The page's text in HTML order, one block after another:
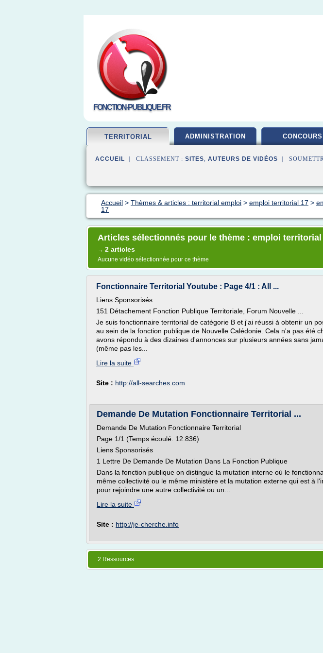
FONCTION-PUBLIQUE.FR
TERRITORIAL ADMINISTRATION CONCOURS
ACCUEIL | CLASSEMENT : SITES, AUTEURS DE VIDÉOS |
Accueil > Thèmes & articles : territorial emploi > emploi territorial 17 >
17
Articles sélectionnés pour le thème : emploi territorial
→ 2 articles
Aucune vidéo sélectionnée pour ce thème
Fonctionnaire Territorial Youtube : Page 4/1 : All ...
Liens Sponsorisés
151 Détachement Fonction Publique Territoriale, Forum Nouvelle ...
Je suis fonctionnaire territorial de catégorie B et j'ai réussi à obtenir un
au sein de la fonction publique de Nouvelle Calédonie. Cela n'a pas été
avons répondu à des dizaines d'annonces sur plusieurs années sans
(même pas les...
Lire la suite
Site : http://all-searches.com
Demande De Mutation Fonctionnaire Territorial ...
Demande De Mutation Fonctionnaire Territorial
Page 1/1 (Temps écoulé: 12.836)
Liens Sponsorisés
1 Lettre De Demande De Mutation Dans La Fonction Publique
Dans la fonction publique on distingue la mutation interne où le
même collectivité ou le même ministère et la mutation externe qui est à
pour rejoindre une autre collectivité ou un...
Lire la suite
Site : http://je-cherche.info
2 Ressources